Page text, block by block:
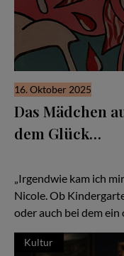
16. Oktober 2025
Das Mädchen
dem Glück…
„Irgendwie kam ich
Nicole. Ob
oder auch bei dem ein
Kultur